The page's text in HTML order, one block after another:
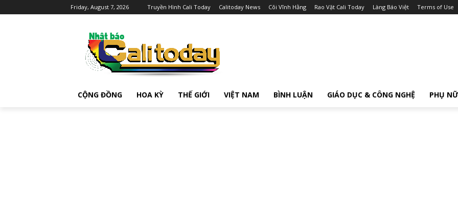
Friday, August 7, 2026 Truyền Hình Cali Today Calitoday News Cõi Vĩnh Hằng Rao Vặt Cali Today Làng Báo Việt Terms of Use
CỘNG ĐỒNG HOA KỲ THẾ GIỚI VIỆT NAM BÌNH LUẬN GIÁO DỤC & CÔNG NGHỆ PHỤ NỮ